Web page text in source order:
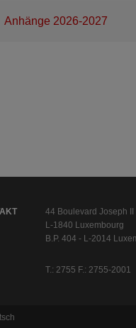
Anhänge 2026-2027
44 Boulevard Joseph II
L-1840 Luxembourg
B.P. 404 - L-2014
T.: 2755 F.: 2755-2001